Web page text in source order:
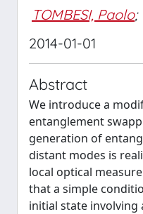
TOMBESI, Paolo;
2014-01-01
Abstract
We introduce a
entanglement
generation of
distant modes is
local optical
that a simple
initial state involving